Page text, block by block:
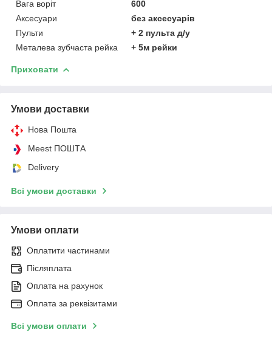
Вага воріт
600
Аксесуари
без аксесуарів
Пульти
+ 2 пульта д/у
Металева зубчаста рейка
+ 5м рейки
Приховати
Умови доставки
Нова Пошта
Meest ПОШТА
Delivery
Всі умови доставки
Умови оплати
Оплатити частинами
Післяплата
Оплата на рахунок
Оплата за реквізитами
Всі умови оплати